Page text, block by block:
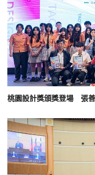
桃園設計獎頒獎登場 張